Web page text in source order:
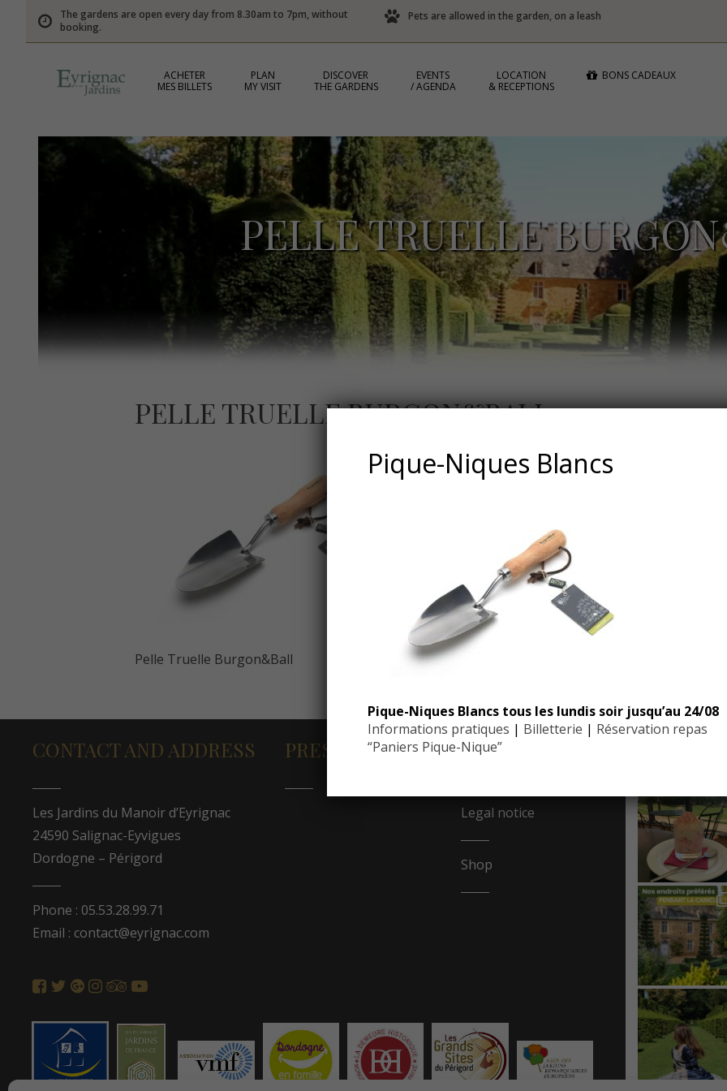
The gardens are open every day from 8.30am to 7pm, without
booking.
Pets are allowed in the garden, on a leash
ACHETER
MES BILLETS
PLAN
MY VISIT
DISCOVER
THE GARDENS
EVENTS
/ AGENDA
LOCATION
& RECEPTIONS
BONS CADEAUX
PELLE TRUELLE
PELLE TRUELLE BURGON&BALL
Pelle Truelle Burgon&Ball
CONTACT AND ADDRESS
Les Jardins du Manoir d’Eyrignac
24590 Salignac-Eyvigues
Dordogne – Périgord
Phone : 05.53.28.99.71
Email : contact@eyrignac.com
PRESS AREA
Legal notice
Shop
Pique-Niques Blancs
Pique-Niques Blancs tous les lundis soir jusqu’au 24/08
Informations pratiques | Billetterie | Réservation repas
“Paniers Pique-Nique”